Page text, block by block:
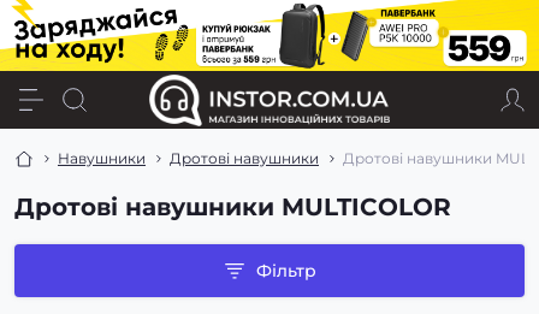
Навушники Дротові навушники Дротові навушники
Дротові навушники MULTICOLOR
Фільтр